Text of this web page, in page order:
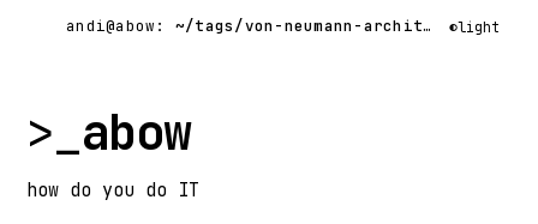
andi@abow: ~/tags/von-neumann-architektur/ $
◐light
>_abow
how do you do IT